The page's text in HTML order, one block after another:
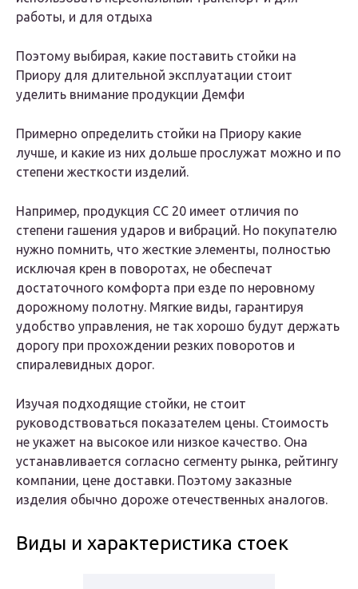
работы, и для отдыха
Поэтому выбирая, какие поставить стойки на
Приору для длительной эксплуатации стоит
уделить внимание продукции Демфи
Примерно определить стойки на Приору какие
лучше, и какие из них дольше прослужат можно и по
степени жесткости изделий.
Например, продукция СС 20 имеет отличия по
степени гашения ударов и вибраций. Но покупателю
нужно помнить, что жесткие элементы, полностью
исключая крен в поворотах, не обеспечат
достаточного комфорта при езде по неровному
дорожному полотну. Мягкие виды, гарантируя
удобство управления, не так хорошо будут держать
дорогу при прохождении резких поворотов и
спиралевидных дорог.
Изучая подходящие стойки, не стоит
руководствоваться показателем цены. Стоимость
не укажет на высокое или низкое качество. Она
устанавливается согласно сегменту рынка, рейтингу
компании, цене доставки. Поэтому заказные
изделия обычно дороже отечественных аналогов.
Виды и характеристика стоек